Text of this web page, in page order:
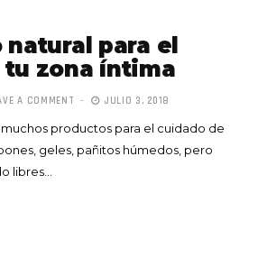
para el
zona íntima
A COMMENT JULIO 3, 2018
productos para el cuidado de
geles, pañitos húmedos, pero
libres…